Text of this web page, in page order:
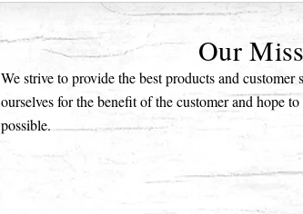
Our
We strive to provide the best products and
ourselves for the benefit of the customer and hope
possible.